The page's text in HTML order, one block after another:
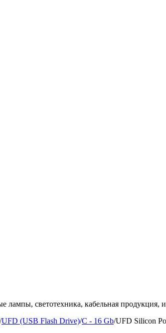
лампы, светотехника, кабельная продукция,
/UFD (USB Flash Drive)/C - 16 Gb/UFD Silicon